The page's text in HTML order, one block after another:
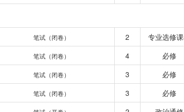
笔试（闭卷） 2
专业选修
笔试（闭卷） 4
必修
笔试（闭卷） 3
必修
笔试（闭卷） 3
必修